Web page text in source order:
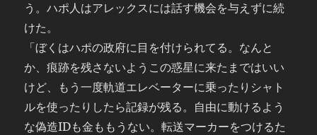
う。ハポ人はアレックスには話す機会を与えずに続
けた。
「ぼくはハポの政府に目を付けられてる。なんと
か、痕跡を残さないようこの惑星に来たまではいい
けど、もう一度軌道エレベーターに乗ったりシャト
ルを使ったりしたら記録が残る。自由に動けるよう
な偽造IDも金ももうない。転送マーカーをつけるた